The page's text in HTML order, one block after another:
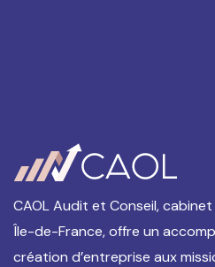
CAOL Audit et Conseil,
Île-de-France, offre un
création d’entreprise aux